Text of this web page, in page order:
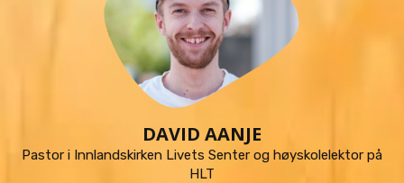
DAVID AANJE
Pastor i Innlandskirken Livets Senter og høyskolelektor på
HLT